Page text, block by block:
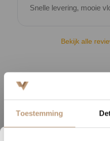
Toestemming
Snelle levering, mooie
Bekijk alle